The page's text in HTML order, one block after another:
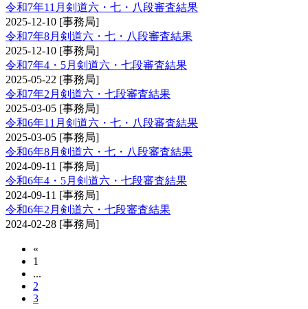
令和7年11月剣道六・七・八段審査結果
2025-12-10 [事務局]
令和7年8月剣道六・七・八段審査結果
2025-12-10 [事務局]
令和7年4・5月剣道六・七段審査結果
2025-05-22 [事務局]
令和7年2月剣道六・七段審査結果
2025-03-05 [事務局]
令和6年11月剣道六・七・八段審査結果
2025-03-05 [事務局]
令和6年8月剣道六・七・八段審査結果
2024-09-11 [事務局]
令和6年4・5月剣道六・七段審査結果
2024-09-11 [事務局]
令和6年2月剣道六・七段審査結果
2024-02-28 [事務局]
«
1
...
2
3